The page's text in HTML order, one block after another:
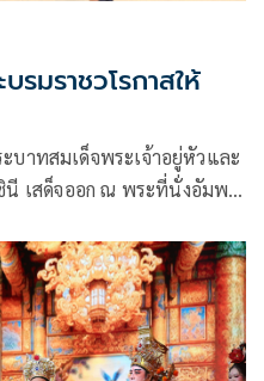
รมราชวโรกาสให้
บาทสมเด็จพระเจ้าอยู่หัวและ
ก ณ พระที่นั่งอัมพร
ระธานสหพันธ์สมาคมสตรีนัก
ยในพระบรมราชินูปถัมภ์